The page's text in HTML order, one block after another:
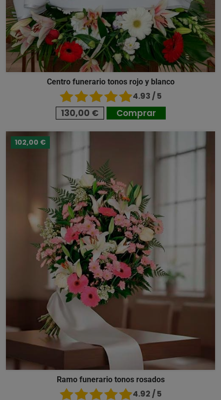
Centro funerario tonos rojo y blanco
4.93 / 5
130,00 € Comprar
102,00 €
Ramo funerario tonos rosados
4.92 / 5